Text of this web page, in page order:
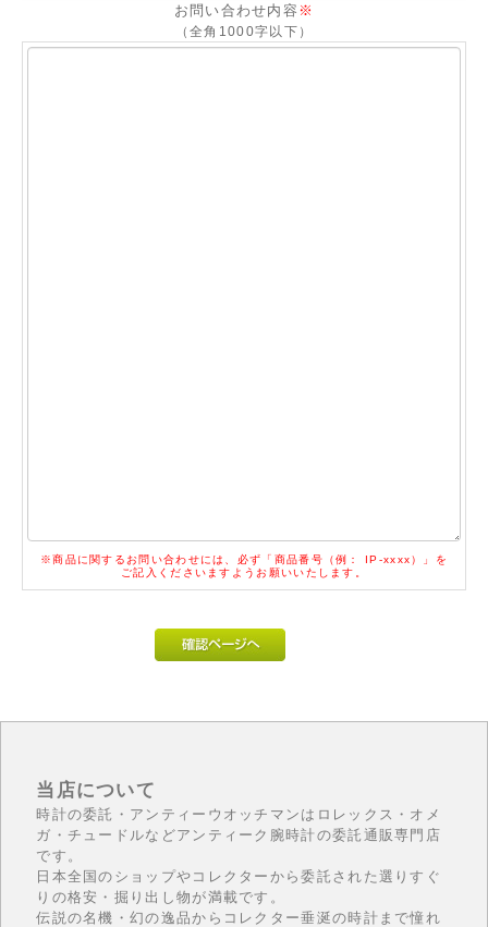
お問い合わせ内容 ※
（全角1000字以下）
※商品に関するお問い合わせには、必ず「商品番号（例： IP-xxxx）」を
ご記入くださいますようお願いいたします。
当店について
時計の委託・アンティーウオッチマンはロレックス・オメ
ガ・チュードルなどアンティーク腕時計の委託通販専門店
です。
日本全国のショップやコレクターから委託された選りすぐ
りの格安・掘り出し物が満載です。
伝説の名機・幻の逸品からコレクター垂涎の時計まで憧れ